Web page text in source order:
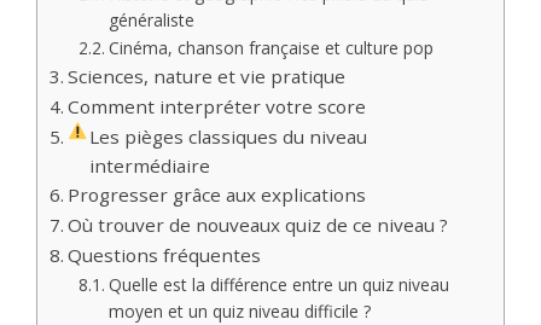
généraliste
Cinéma, chanson française et culture pop
Sciences, nature et vie pratique
Comment interpréter votre score
Les pièges classiques du niveau
intermédiaire
Progresser grâce aux explications
Où trouver de nouveaux quiz de ce niveau ?
Questions fréquentes
Quelle est la différence entre un quiz niveau
moyen et un quiz niveau difficile ?